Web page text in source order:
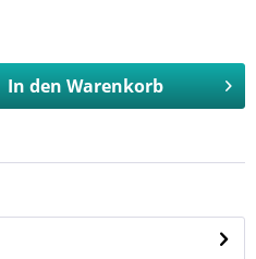
In den Warenkorb